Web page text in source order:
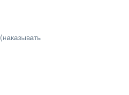
(наказывать